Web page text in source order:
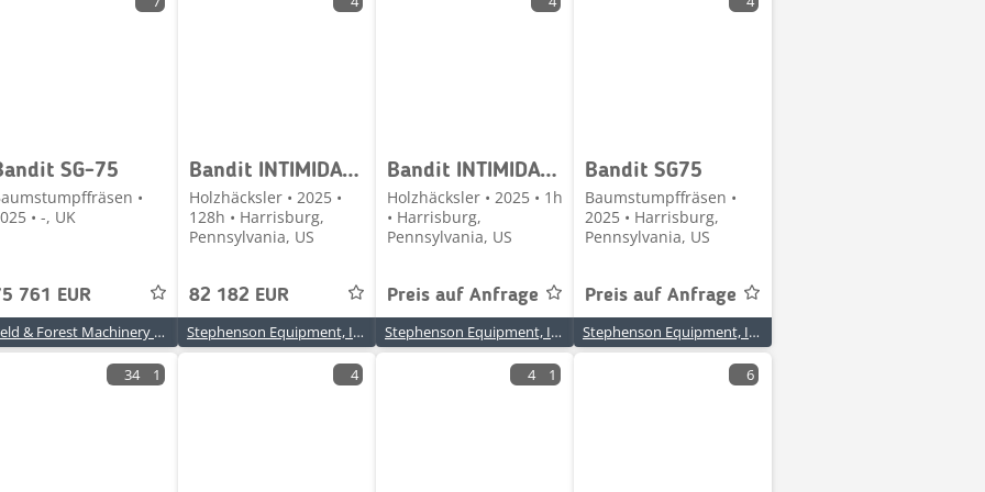
SG-75
•
• -, UK
761 EUR
Field & Forest Machinery Ltd
Bandit INTIMIDATOR 15XP
Holzhäcksler • 2025 •
128h • Harrisburg,
Pennsylvania, US
82 182 EUR
Stephenson Equipment, Inc.
Bandit INTIMIDATOR 15XPC
Holzhäcksler • 2025 • 1h
• Harrisburg,
Pennsylvania, US
Preis auf Anfrage
Stephenson Equipment, Inc.
Bandit SG75
Baumstumpffräsen •
2025 • Harrisburg,
Pennsylvania, US
Preis auf Anfrage
Stephenson Equipment, Inc.
34 1 4 4 1 6